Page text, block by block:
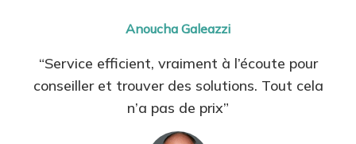
Anoucha Galeazzi
“Service efficient, vraiment à l’écoute pour
conseiller et trouver des solutions. Tout cela
n’a pas de prix”